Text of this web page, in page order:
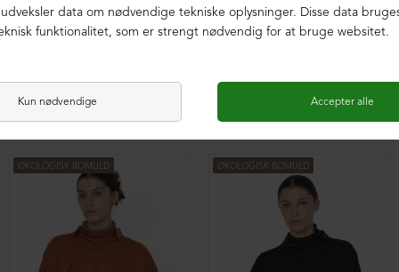
DKK 1.599,00
ØKOLOGISK BOMULD ØKOLOGISK BOMULD